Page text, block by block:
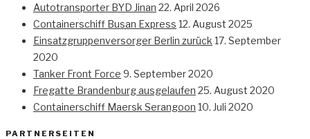
Autotransporter BYD Jinan 22. April 2026
Containerschiff Busan Express 12. August 2025
Einsatzgruppenversorger Berlin zurück 17. September
2020
Tanker Front Force 9. September 2020
Fregatte Brandenburg ausgelaufen 25. August 2020
Containerschiff Maersk Serangoon 10. Juli 2020
PARTNERSEITEN